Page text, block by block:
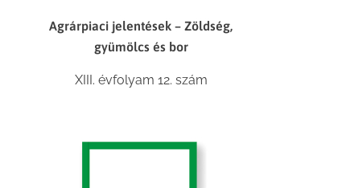
Agrárpiaci jelentések – Zöldség,
gyümölcs és bor
XIII. évfolyam 12. szám